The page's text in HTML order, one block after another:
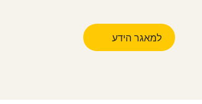
למאגר הידע